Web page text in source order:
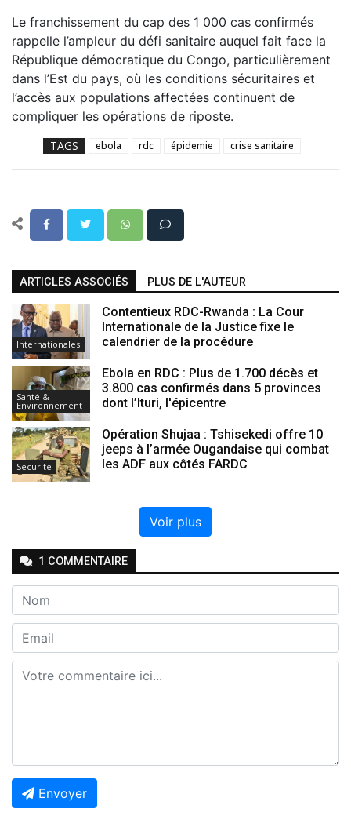
Le franchissement du cap des 1 000 cas confirmés
rappelle l’ampleur du défi sanitaire auquel fait face la
République démocratique du Congo, particulièrement
dans l’Est du pays, où les conditions sécuritaires et
l’accès aux populations affectées continuent de
compliquer les opérations de riposte.
TAGS ebola rdc épidemie crise sanitaire
ARTICLES ASSOCIÉS PLUS DE L'AUTEUR
Internationales
Contentieux RDC-Rwanda : La Cour
Internationale de la Justice fixe le
calendrier de la procédure
Santé &
Environnement
Ebola en RDC : Plus de 1.700 décès et
3.800 cas confirmés dans 5 provinces
dont l’Ituri, l'épicentre
Sécurité
Opération Shujaa : Tshisekedi offre 10
jeeps à l’armée Ougandaise qui combat
les ADF aux côtés FARDC
Voir plus
1 COMMENTAIRE
Envoyer